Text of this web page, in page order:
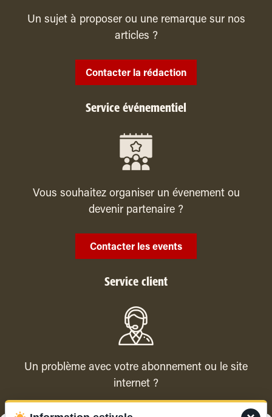
Un sujet à proposer ou une remarque sur nos
articles ?
Contacter la rédaction
Service événementiel
Vous souhaitez organiser un évenement ou
devenir partenaire ?
Contacter les events
Service client
Un problème avec votre abonnement ou le site
internet ?